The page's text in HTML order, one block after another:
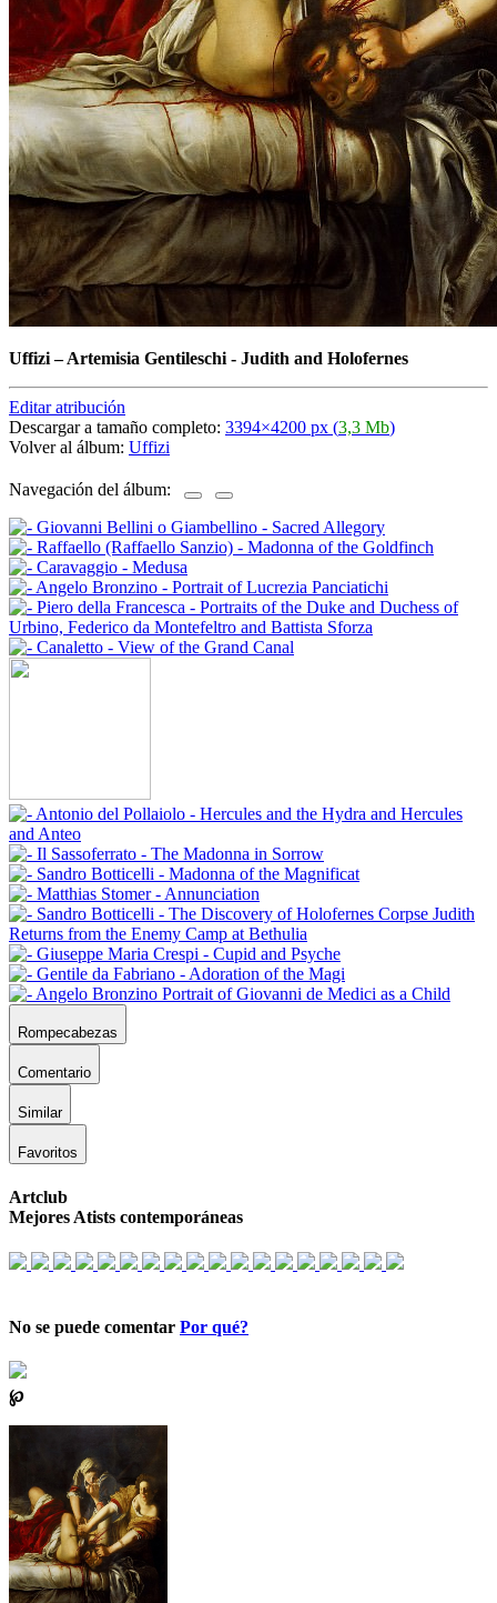
Uffizi–Artemisia Gentileschi - Judith and Holofernes
Editar atribución
Descargar a tamaño completo: 3394×4200 px (3,3 Mb)
Volver al álbum: Uffizi
Navegación del álbum:
Rompecabezas
Comentario
Similar
Favoritos
Artclub
Mejores Atists contemporáneas
No se puede comentar Por qué?
℘